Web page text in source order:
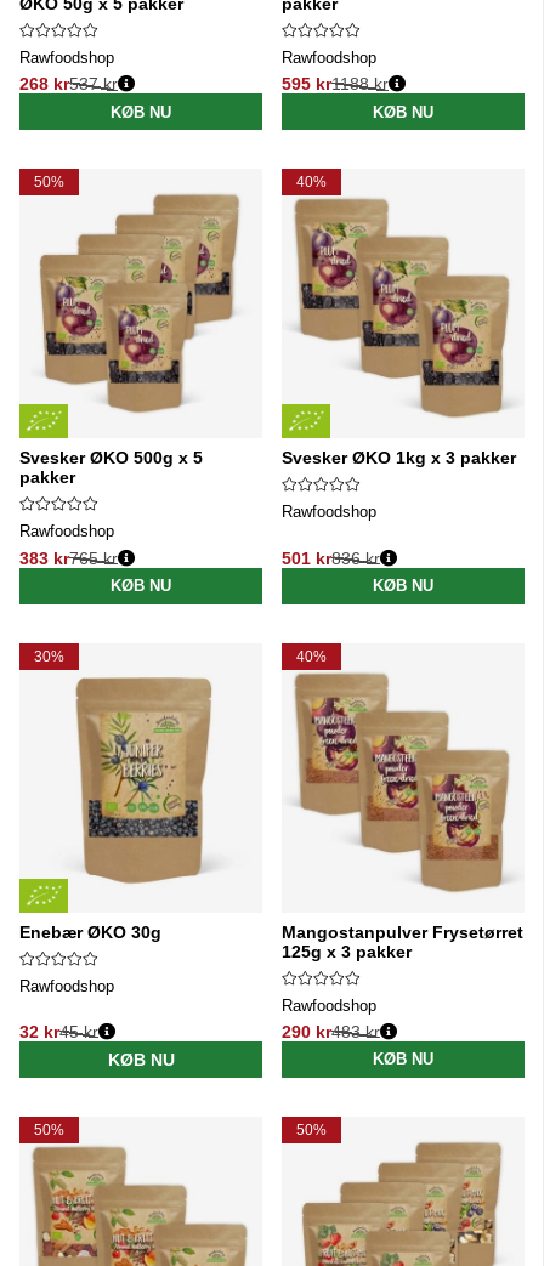
Rawfoodshop
268 kr
Normalpris:
537 kr
KØB NU
Rawfoodshop
595 kr
Normalpris:
1188 kr
KØB NU
50%
Svesker ØKO 500g x 5
pakker
Rawfoodshop
383 kr
Normalpris:
765 kr
KØB NU
40%
Svesker ØKO 1kg x 3 pakker
Rawfoodshop
501 kr
Normalpris:
836 kr
KØB NU
30%
Enebær ØKO 30g
Rawfoodshop
32 kr
Normalpris:
45 kr
KØB NU
40%
Mangostanpulver Frysetørret
125g x 3 pakker
Rawfoodshop
290 kr
Normalpris:
483 kr
KØB NU
50% 50%